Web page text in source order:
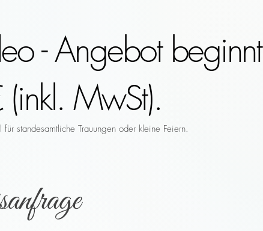
- Angebot beginnt
MwSt).
standesamtliche Trauungen oder kleine Feiern.